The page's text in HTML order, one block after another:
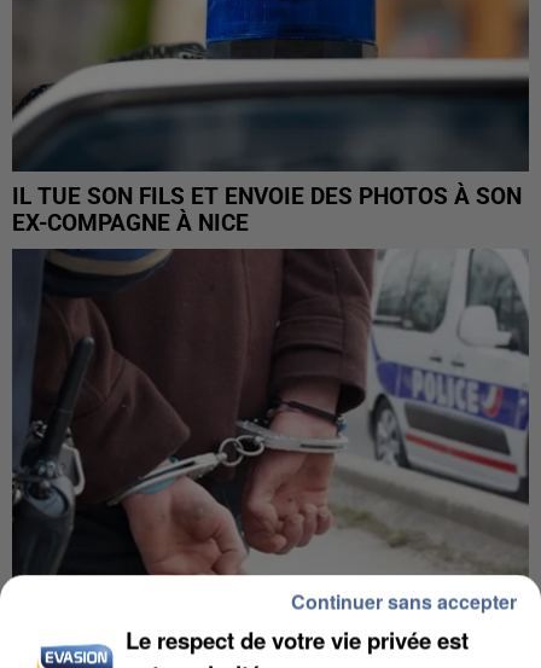
IL TUE SON FILS ET ENVOIE DES PHOTOS À SON
EX-COMPAGNE À NICE
L’UN DES FONDATEURS SUPPOSÉS DE LA DZ
Le respect de votre vie privée est
Continuer sans accepter